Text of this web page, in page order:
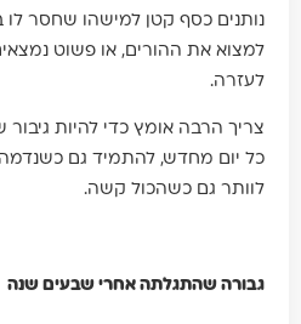
נותנים כסף קטן למישהו שחסר לו
למצוא את ההורים, או פשוט
לעזרה.
צריך הרבה אומץ כדי להיות
כל יום מחדש, להתמיד גם
לוותר גם כשהכול קשה.
גבורה שהתגלתה אחרי שבעים שנה